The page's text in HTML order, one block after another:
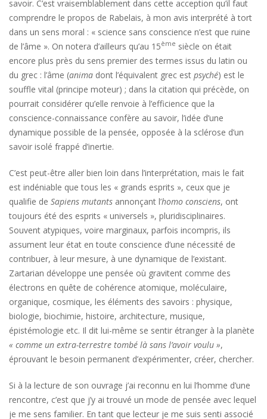
savoir. C’est vraisemblablement dans cette acception qu’il faut
comprendre le propos de Rabelais, à mon avis interprété à tort
dans un sens moral : « science sans conscience n’est que ruine
de l’âme ». On notera d’ailleurs qu’au 15ème siècle on était
encore plus près du sens premier des termes issus du latin ou
du grec : l’âme (anima dont l’équivalent grec est psyché) est le
souffle vital (principe moteur) ; dans la citation qui précède, on
pourrait considérer qu’elle renvoie à l’efficience que la
conscience-connaissance confère au savoir, l’idée d’une
dynamique possible de la pensée, opposée à la sclérose d’un
savoir isolé frappé d’inertie.
C’est peut-être aller bien loin dans l’interprétation, mais le fait
est indéniable que tous les « grands esprits », ceux que je
qualifie de Sapiens mutants annonçant l’homo consciens, ont
toujours été des esprits « universels », pluridisciplinaires.
Souvent atypiques, voire marginaux, parfois incompris, ils
assument leur état en toute conscience d’une nécessité de
contribuer, à leur mesure, à une dynamique de l’existant.
Zartarian développe une pensée où gravitent comme des
électrons en quête de cohérence atomique, moléculaire,
organique, cosmique, les éléments des savoirs : physique,
biologie, biochimie, histoire, architecture, musique,
épistémologie etc. Il dit lui-même se sentir étranger à la planète
« comme un extra-terrestre tombé là sans l’avoir voulu »,
éprouvant le besoin permanent d’expérimenter, créer, chercher.
Si à la lecture de son ouvrage j’ai reconnu en lui l’homme d’une
rencontre, c’est que j’y ai trouvé un mode de pensée avec lequel
je me sens familier. En tant que lecteur je me suis senti associé